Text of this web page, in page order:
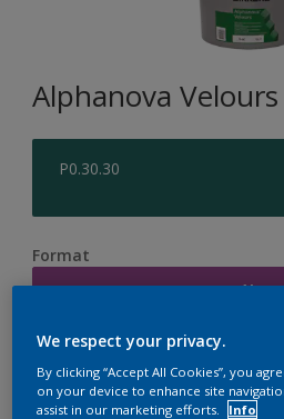
Alphanova Velours
P0.30.30
Format
1L
Quantité Calculateur
We respect your privacy.
By clicking “Accept All Cookies”, you
on your device to enhance site
assist in our marketing efforts.
Info